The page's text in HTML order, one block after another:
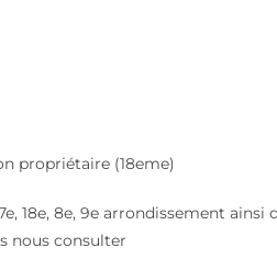
propriétaire (18eme)
18e, 8e, 9e arrondissement ainsi
nous consulter